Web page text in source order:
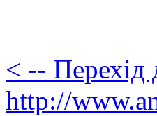
< -- Перехід
http://